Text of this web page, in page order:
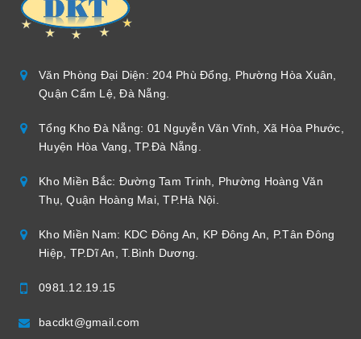
Văn Phòng Đại Diện: 204 Phù Đổng, Phường Hòa Xuân,
Quận Cẩm Lệ, Đà Nẵng.
Tổng Kho Đà Nẵng: 01 Nguyễn Văn Vĩnh, Xã Hòa Phước,
Huyện Hòa Vang, TP.Đà Nẵng.
Kho Miền Bắc: Đường Tam Trinh, Phường Hoàng Văn
Thụ, Quận Hoàng Mai, TP.Hà Nội.
Kho Miền Nam: KDC Đông An, KP Đông An, P.Tân Đông
Hiệp, TP.Dĩ An, T.Bình Dương.
0981.12.19.15
bacdkt@gmail.com